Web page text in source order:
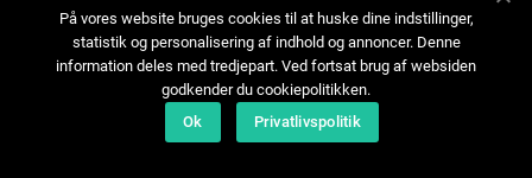
På vores website bruges cookies til at huske dine indstillinger,
statistik og personalisering af indhold og annoncer. Denne
information deles med tredjepart. Ved fortsat brug af websiden
godkender du cookiepolitikken.
Ok
Privatlivspolitik